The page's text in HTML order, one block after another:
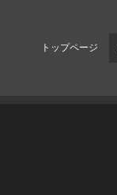
トップページ